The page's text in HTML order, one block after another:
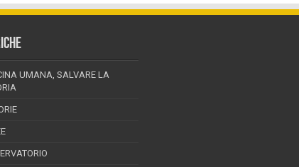
UMANA, SALVARE LA